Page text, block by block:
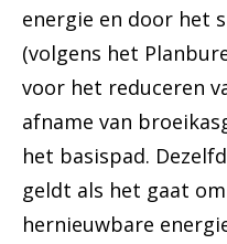
energie en door het
(volgens het
voor het reduceren
afname van
het basispad.
geldt als het gaat
hernieuwbare